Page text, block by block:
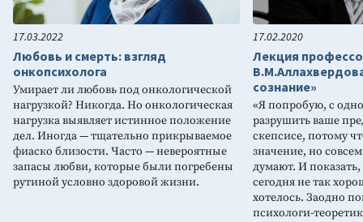
17.03.2022
Любовь и смерть: взгляд
онкопсихолога
Умирает ли любовь под онкологической
нагрузкой? Никогда. Но онкологическая
нагрузка выявляет истинное положение
дел. Иногда — тщательно прикрываемое
фиаско близости. Часто — невероятные
запасы любви, которые были погребены
рутиной условно здоровой жизни.
17.02.2020
Лекция
сознание»
«Я попробую, с
разрушить ваше
скепсисе, потому
значение, но
думают. И
сегодня не так
хотелось. Заодно
психологи-